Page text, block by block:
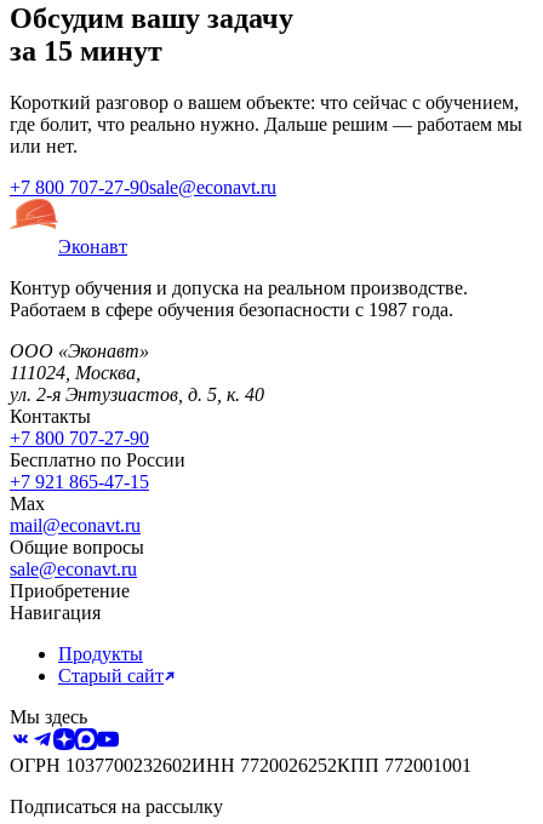
Обсудим вашу задачу
за 15 минут
Короткий разговор о вашем объекте: что сейчас с обучением,
где болит, что реально нужно. Дальше решим — работаем мы
или нет.
+7 800 707-27-90sale@econavt.ru
Эконавт
Контур обучения и допуска на реальном производстве.
Работаем в сфере обучения безопасности с 1987 года.
ООО «Эконавт»
111024 Москва
ул. 2-я Энтузиастов, д. 5, к. 40
Контакты
+7 800 707-27-90
Бесплатно по России
+7 921 865-47-15
Max
mail@econavt.ru
Общие вопросы
sale@econavt.ru
Приобретение
Навигация
Продукты
Старый сайт
Мы здесь
ОГРН 1037700232602ИНН 7720026252КПП 772001001
Подписаться на рассылку